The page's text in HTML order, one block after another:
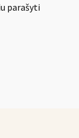
parašyti